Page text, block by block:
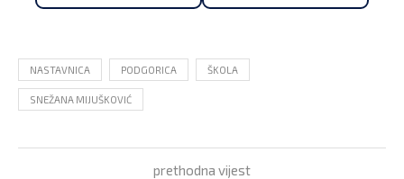
NASTAVNICA PODGORICA ŠKOLA
SNEŽANA MIJUŠKOVIĆ
prethodna vijest